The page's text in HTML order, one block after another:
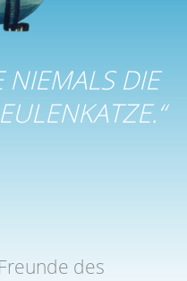
NIEMALS DIE
“
des